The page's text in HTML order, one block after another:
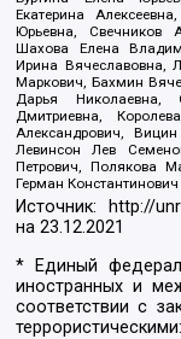
Екатерина
Юрьевна, Свечников
Шахова Елена
Ирина Вячеславовна,
Маркович, Бахмин
Дарья Николаевна,
Дмитриевна,
Александрович,
Левинсон Лев
Петрович, Полякова
Герман Константинович
Источник: http://
на23.12.2021
* Единый
иностранных и
соответствии с
террористическими: